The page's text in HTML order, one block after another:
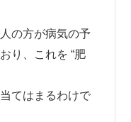
の方が病気の予
り、これを “肥
てはまるわけで